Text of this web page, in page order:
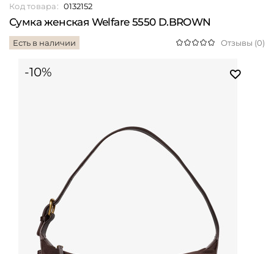
Код товара: 0132152
Сумка женская Welfare 5550 D.BROWN
Есть в наличии Отзывы (0)
-10%